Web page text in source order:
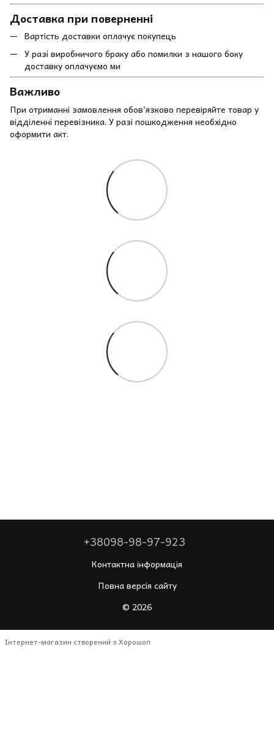
Доставка при поверненні
Вартість доставки оплачує покупець
У разі виробничого браку або помилки з нашого боку
доставку оплачуємо ми
Важливо
При отриманні замовлення обов’язково перевіряйте товар у
відділенні перевізника. У разі пошкодження необхідно
оформити акт.
+38098-98-97-923
Контактна інформація
Повна версія сайту
© 2026
Інтернет-магазин створений з Хорошоп